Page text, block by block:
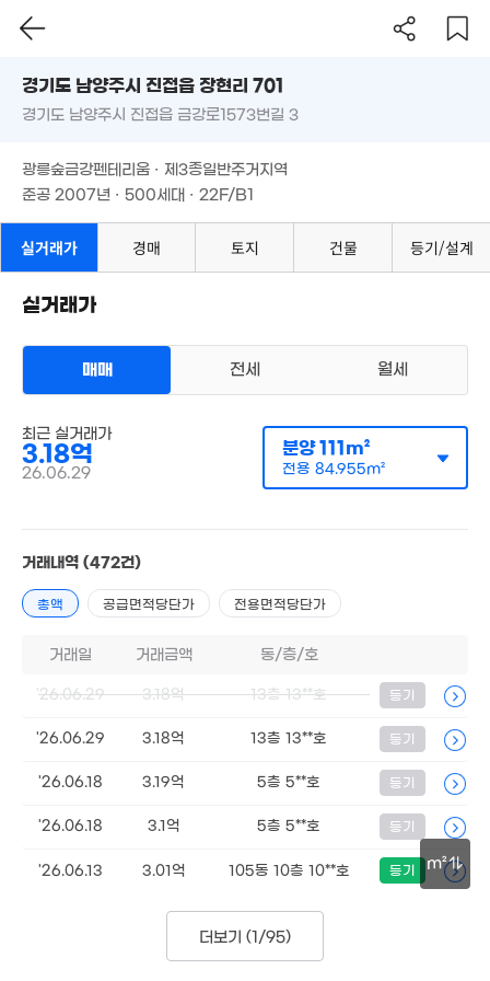
9,300만
매매 3억 1900만원
85m²
74m²
'23. 11
1.8억
94m²
'22. 05
'21. 06
1,165만
필터 매물 탐색
경기도 남양주시 진접읍 장현리 701
준공 2007년 · 500세대 · 22F/B1
m²
경기도 남양주시 진접읍 장현리 701
경기도 남양주시 진접읍 금강로1573번길 3
광릉숲금강펜테리움 · 제3종일반주거지역
준공 2007년 · 500세대 · 22F/B1
실거래가 경매 토지 건물 등기/설계
실거래가
매매 전세 월세
최근 실거래가
3.18억
26.06.29
분양111m²
전용 84.955m²
거래내역 (472건)
총액 공급면적당단가 전용면적당단가
거래일 거래금액 동/층/호
'26.06.29 3.18억 13층 13**호 등기
'26.06.29 3.18억 13층 13**호 등기
'26.06.18 3.19억 5층 5**호 등기
'26.06.18 3.1억 5층 5**호 등기
'26.06.13 3.01억 105동 10층 10**호 등기
더보기 (1/95)